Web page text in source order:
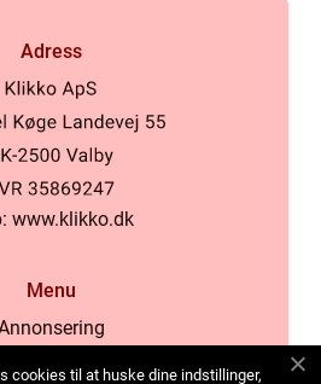
Adress
www.klikko.dk
Menu
cookies til at huske dine indstillinger,